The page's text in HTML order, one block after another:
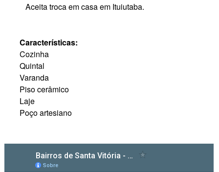
Aceita troca em casa em Ituiutaba.
Características:
Cozinha
Quintal
Varanda
Piso cerâmico
Laje
Poço artesiano